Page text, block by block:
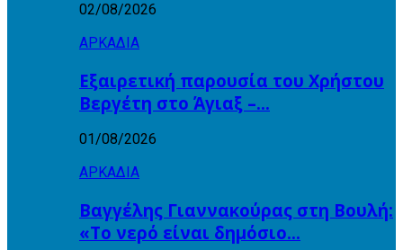
02/08/2026
ΑΡΚΑΔΙΑ
Εξαιρετική παρουσία του Χρήστου
Βεργέτη στο Άγιαξ –…
01/08/2026
ΑΡΚΑΔΙΑ
Βαγγέλης Γιαννακούρας στη Βουλή:
«Το νερό είναι δημόσιο…